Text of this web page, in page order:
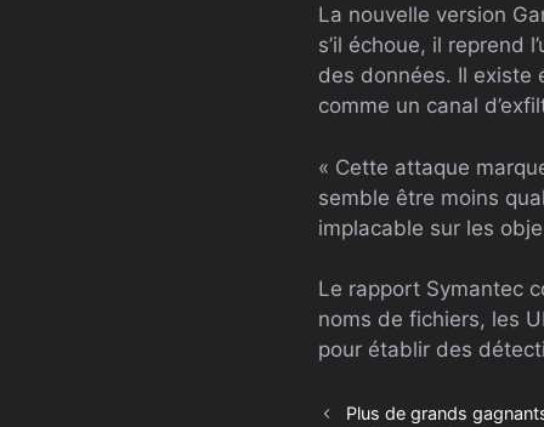
La nouvelle version
s’il échoue, il reprend
des données. Il existe
comme un canal
« Cette attaque
semble être moins
implacable sur les
Le rapport Symantec
noms de fichiers, les
pour établir des
Plus de grands